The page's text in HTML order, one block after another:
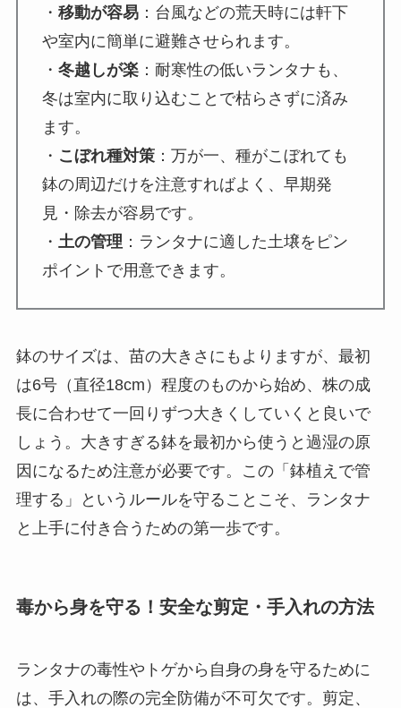
・ 移動が容易：台風などの荒天時には軒下
や室内に簡単に避難させられます。
・ 冬越しが楽：耐寒性の低いランタナも、
冬は室内に取り込むことで枯らさずに済み
ます。
・ こぼれ種対策：万が一、種がこぼれても
鉢の周辺だけを注意すればよく、早期発
見・除去が容易です。
・ 土の管理 ：ランタナに適した土壌をピン
ポイントで用意できます。
鉢のサイズは、苗の大きさにもよりますが、最初
は6号（直径18cm）程度のものから始め、株の成
長に合わせて一回りずつ大きくしていくと良いで
しょう。大きすぎる鉢を最初から使うと過湿の原
因になるため注意が必要です。この「鉢植えで管
理する」というルールを守ることこそ、ランタナ
と上手に付き合うための第一歩です。
毒から身を守る！安全な剪定・手入れの方法
ランタナの毒性やトゲから自身の身を守るために
は、手入れの際の完全防備が不可欠です。剪定、